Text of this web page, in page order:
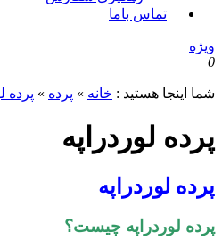
تماس باما
اینجا هستید : خانه»پرده»پرده
لوردراپه
لوردراپه
لوردراپه چیست؟